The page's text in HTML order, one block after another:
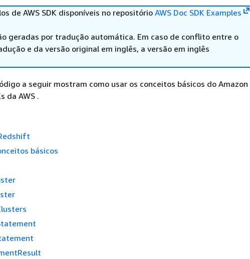
de AWS SDK disponíveis no repositório AWS Doc SDK Examples
geradas por tradução automática. Em caso de conflito entre o
e da versão original em inglês, a versão em inglês
a seguir mostram como usar os conceitos básicos do Amazon
da AWS .
básicos